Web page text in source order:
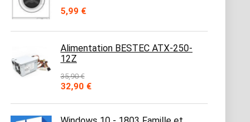
5,99 €
Alimentation BESTEC ATX-250-
12Z
35,90€
Le
initial
était :
32,90 €Le
actuel
est :